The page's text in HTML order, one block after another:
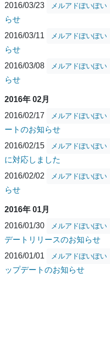
2016/03/23
メルアドぽいぽい
らせ
2016/03/11
メルアドぽいぽい
らせ
2016/03/08
メルアドぽいぽい
らせ
2016年 02月
2016/02/17
メルアドぽいぽい
ートのお知らせ
2016/02/15
メルアドぽいぽい
に対応しました
2016/02/02
メルアドぽいぽい
らせ
2016年 01月
2016/01/30
メルアドぽいぽい
デートリリースのお知らせ
2016/01/01
メルアドぽいぽい
ップデートのお知らせ